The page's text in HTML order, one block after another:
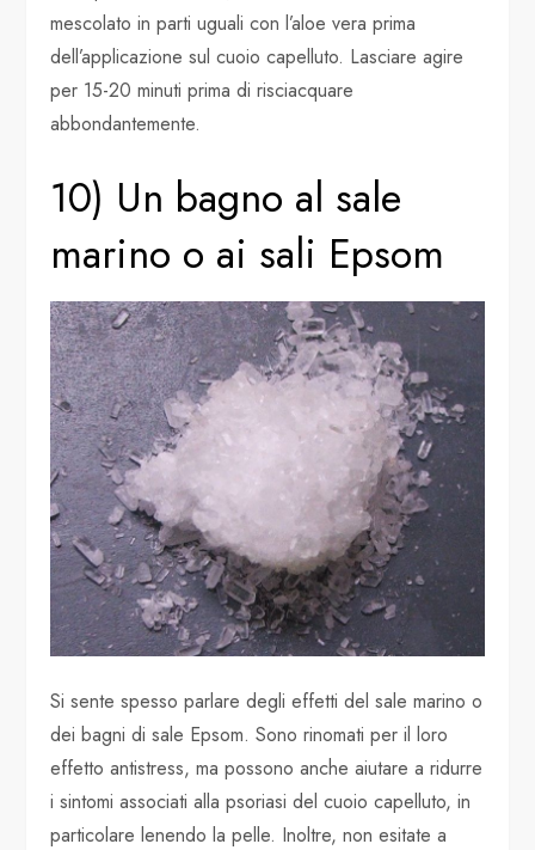
mescolato in parti uguali con l’aloe vera prima
dell’applicazione sul cuoio capelluto. Lasciare agire
per 15-20 minuti prima di risciacquare
abbondantemente.
10) Un bagno al sale
marino o ai sali Epsom
Si sente spesso parlare degli effetti del sale marino o
dei bagni di sale Epsom. Sono rinomati per il loro
effetto antistress, ma possono anche aiutare a ridurre
i sintomi associati alla psoriasi del cuoio capelluto, in
particolare lenendo la pelle. Inoltre, non esitate a